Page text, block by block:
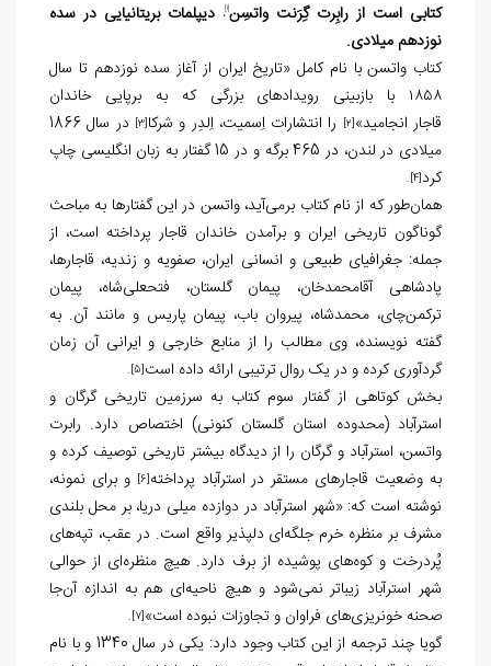
کتابی است از رابِرت گِرَنت واتسِن ، دیپلمات بریتانیایی در سده
نوزدهم میلادی.
کتاب واتسن با نام کامل «تاریخ ایران از آغاز سده نوزدهم تا سال
۱۸۵۸ با بازبینی رویدادهای بزرگی که به برپایی خاندان
قاجار انجامید»[2] را انتشارات اِسمیت، اِلدِر و شرکا[3]
در سال 1866
میلادی در لندن، در 465 برگه و در 15 گفتار به زبان انگلیسی چاپ
کرد[4]
.
همان‌طور که از نام کتاب برمی‌آید، واتسن در این گفتارها به مباحث
گوناگون تاریخی ایران و برآمدن خاندان قاجار پرداخته است، از
جمله: جغرافیای طبیعی و انسانی ایران، صفویه و زندیه، قاجارها،
پادشاهی آقامحمدخان، پیمان گلستان، فتحعلی‌شاه، پیمان
ترکمن‌چای، محمدشاه، پیروان باب، پیمان پاریس و مانند آن. به
گفته نویسنده، وی مطالب را از منابع خارجی و ایرانی آن زمان
گردآوری کرده و در یک روال ترتیبی ارائه داده است[5]
.
بخش کوتاهی از گفتار سوم کتاب به سرزمین تاریخی گرگان و
استرآباد (محدوده استان گلستان کنونی) اختصاص دارد. رابرت
واتسن، استرآباد و گرگان را از دیدگاه بیشتر تاریخی توصیف کرده و
به وضعیت قاجارهای مستقر در استرآباد پرداخته[6]
و برای نمونه،
نوشته است که: «شهر استرآباد در دوازده میلی دریا، بر محل بلندی
مشرف بر منظره خرم جلگه‌ای دلپذیر واقع است. در عقب، تپه‌های
پُردرخت و کوه‌های پوشیده از برف دارد. هیچ منظره‌ای از حوالی
شهر استرآباد زیباتر نمی‌شود و هیچ ناحیه‌ای هم به اندازه آن‌جا
صحنه خونریزی‌های فراوان و تجاوزات نبوده است»[7]
.
گویا چند ترجمه از این کتاب وجود دارد: یکی در سال 1340 و با نام